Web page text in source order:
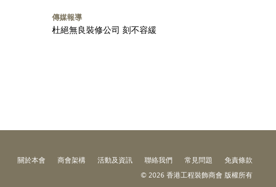
傳媒報導
杜絕無良裝修公司 刻不容緩
關於本會 商會架構 活動及資訊 聯絡我們 常見問題
免責條款
© 2026 香港工程裝飾商會 版權所有